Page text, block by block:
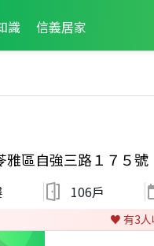
識 信義居家
雅區自強三路１７５號
106戶
♥️ 有3